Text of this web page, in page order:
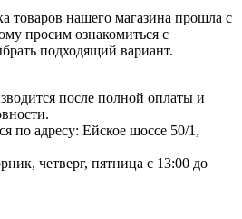
товаров нашего магазина прошла с
просим ознакомиться с
подходящий вариант.
после полной оплаты и
по адресу: Ейское шоссе 50/1,
четверг, пятница с 13:00 до